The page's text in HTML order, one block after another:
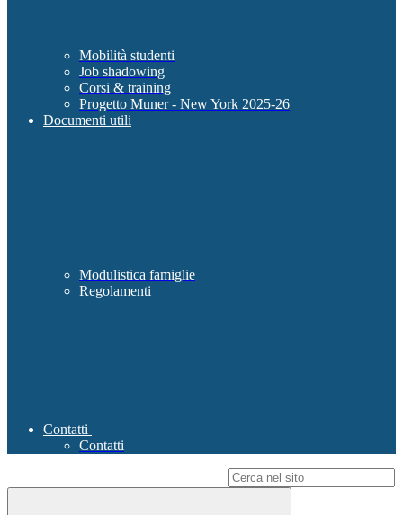
Mobilità studenti
Job shadowing
Corsi & training
Progetto Muner - New York 2025-26
Documenti utili
Modulistica famiglie
Regolamenti
Contatti
Contatti